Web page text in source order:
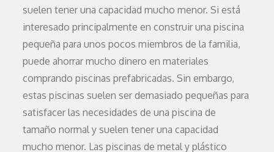
suelen tener una capacidad mucho menor. Si está
interesado principalmente en construir una piscina
pequeña para unos pocos miembros de la familia,
puede ahorrar mucho dinero en materiales
comprando piscinas prefabricadas. Sin embargo,
estas piscinas suelen ser demasiado pequeñas para
satisfacer las necesidades de una piscina de
tamaño normal y suelen tener una capacidad
mucho menor. Las piscinas de metal y plástico